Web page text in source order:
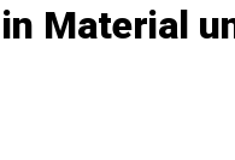
Material